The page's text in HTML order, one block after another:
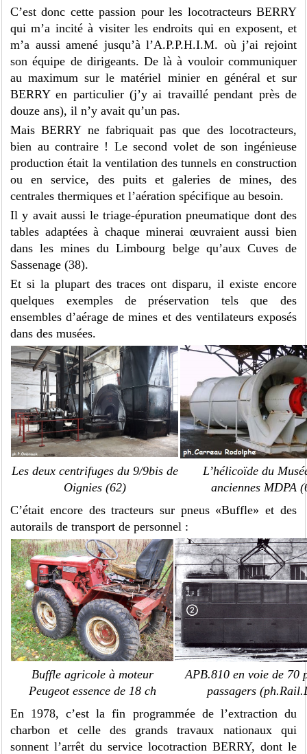
C’est donc cette passion pour les locotracteurs BERRY
qui m’a incité à visiter les endroits qui en exposent, et
m’a aussi amené jusqu’à l’A.P.P.H.I.M. où j’ai rejoint
son équipe de dirigeants. De là à vouloir communiquer
au maximum sur le matériel minier en général et sur
BERRY en particulier (j’y ai travaillé pendant près de
douze ans), il n’y avait qu’un pas.
Mais BERRY ne fabriquait pas que des locotracteurs,
bien au contraire ! Le second volet de son ingénieuse
production était la ventilation des tunnels en construction
ou en service, des puits et galeries de mines, des
centrales thermiques et l’aération spécifique au besoin.
Il y avait aussi le triage-épuration pneumatique dont des
tables adaptées à chaque minerai œuvraient aussi bien
dans les mines du Limbourg belge qu’aux Cuves de
Sassenage (38).
Et si la plupart des traces ont disparu, il existe encore
quelques exemples de préservation tels que des
ensembles d’aérage de mines et des ventilateurs exposés
dans des musées.
Les deux centrifuges du 9/9bis de
Oignies (62)
L’hélicoïde du
anciennes MDPA
C’était encore des tracteurs sur pneus «Buffle» et des
autorails de transport de personnel :
Buffle agricole à moteur
Peugeot essence de 18 ch
APB.810 en voie de 70
passagers
En 1978, c’est la fin programmée de l’extraction du
charbon et celle des grands travaux nationaux qui
sonnent l’arrêt du service locotraction BERRY, dont le